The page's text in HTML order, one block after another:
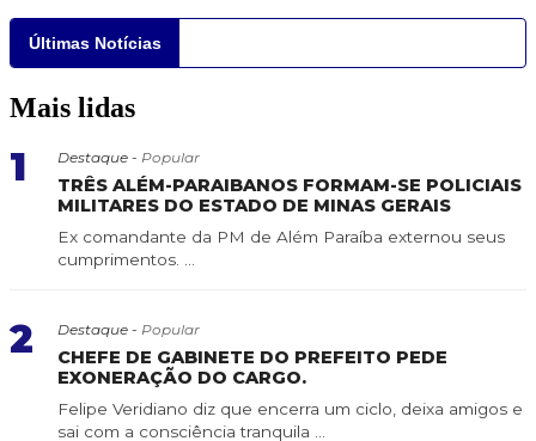
Últimas Notícias
Mais lidas
1 Destaque - Popular
TRÊS ALÉM-PARAIBANOS FORMAM-SE POLICIAIS
MILITARES DO ESTADO DE MINAS GERAIS
Ex comandante da PM de Além Paraíba externou seus
cumprimentos. ...
2 Destaque - Popular
CHEFE DE GABINETE DO PREFEITO PEDE
EXONERAÇÃO DO CARGO.
Felipe Veridiano diz que encerra um ciclo, deixa amigos e
sai com a consciência tranquila ...